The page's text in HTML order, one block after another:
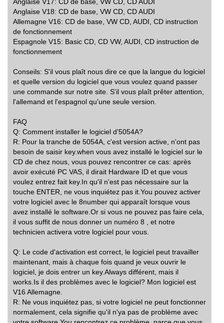
Anglaise V18: CD de base, VW CD, CD AUDI
Allemagne V16: CD de base, VW CD, AUDI, CD instruction
de fonctionnement
Espagnole V15: Basic CD, CD VW, AUDI, CD instruction de
fonctionnement
Conseils: S'il vous plaît nous dire ce que la langue du logiciel
et quelle version du logiciel que vous voulez quand passer
une commande sur notre site. S'il vous plaît prêter attention,
l'allemand et l'espagnol qu'une seule version.
FAQ
Q: Comment installer le logiciel d'5054A?
R: Pour la tranche de 5054A, c'est version active, n'ont pas
besoin de saisir key.when vous avez installé le logiciel sur le
CD de chez nous, vous pouvez rencontrer ce cas: après
avoir exécuté PC VAS, il dirait Hardware ID et que vous
voulez entrez fait key.In qu'il n'est pas nécessaire sur la
touche ENTER, ne vous inquiétez pas it.You pouvez activer
votre logiciel avec le 8number qui apparaît lorsque vous
avez installé le software.Or si vous ne pouvez pas faire cela,
il vous suffit de nous donner un numéro 8 , et notre
technicien activera votre logiciel pour vous.
Q: Le code d'activation est correct, le logiciel peut travailler
maintenant, mais à chaque fois quand je veux ouvrir le
logiciel, je dois entrer un key.Always différent, mais il
works.Is il des problèmes avec le logiciel? Mon logiciel est
V16 Allemagne.
R: Ne vous inquiétez pas, si votre logiciel ne peut fonctionner
normalement, cela signifie qu'il n'ya pas de problème avec